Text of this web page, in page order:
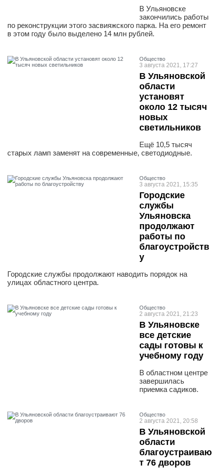
В Ульяновске
закончились работы
по реконструкции этого засвияжского парка. На его ремонт
в этом году было выделено 14 млн рублей.
Общество
3 августа 2021, 17:27
В Ульяновской
области
установят
около 12 тысяч
новых
светильников
Ещё 10,5 тысяч
старых ламп заменят на современные, светодиодные.
Общество
3 августа 2021, 15:35
Городские
службы
Ульяновска
продолжают
работы по
благоустройств
у
Городские службы продолжают наводить порядок на
улицах областного центра.
Общество
2 августа 2021, 21:23
В Ульяновске
все детские
сады готовы к
учебному году
В областном центре
завершилась
приемка садиков.
Общество
2 августа 2021, 20:58
В Ульяновской
области
благоустраиваю
т 76 дворов